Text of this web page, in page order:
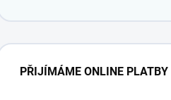
PŘIJÍMÁME ONLINE PLATBY